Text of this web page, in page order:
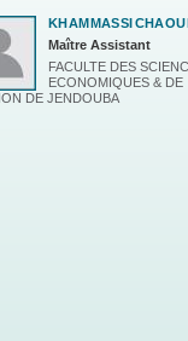
KHAMMASSI
Maître Assistant
FACULTE DES
ECONOMIQUES & DE
DE JENDOUBA